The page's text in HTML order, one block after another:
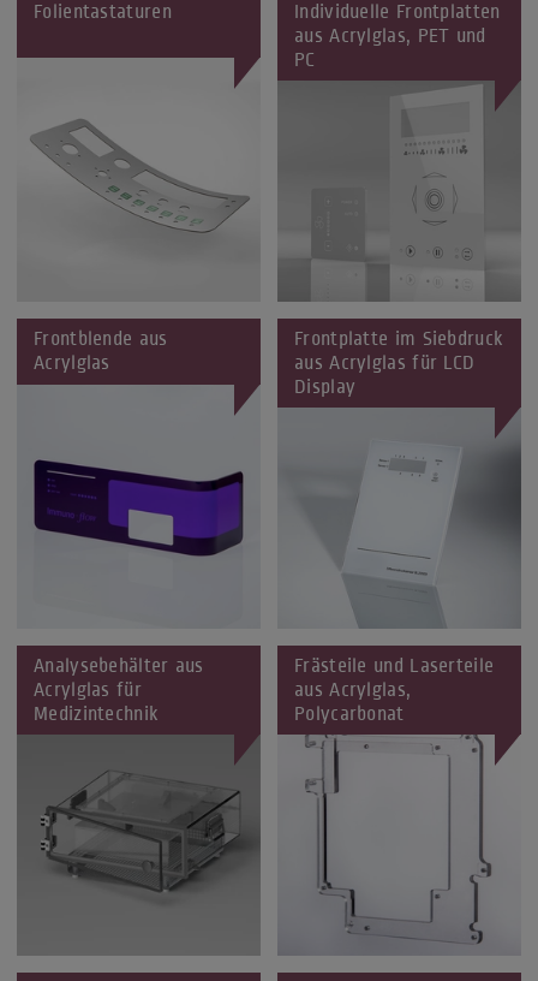
Folientastaturen
Individuelle Frontplatten
aus Acrylglas, PET und
PC
Frontblende aus
Acrylglas
Frontplatte im Siebdruck
aus Acrylglas für LCD
Display
Analysebehälter aus
Acrylglas für
Medizintechnik
Frästeile und Laserteile
aus Acrylglas,
Polycarbonat